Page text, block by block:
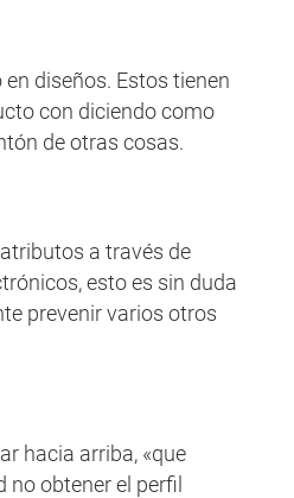
diseños. Estos tienen
con diciendo como
de otras cosas.
a través de
esto es sin duda
prevenir varios otros
hacia arriba, «que
obtener el perfil